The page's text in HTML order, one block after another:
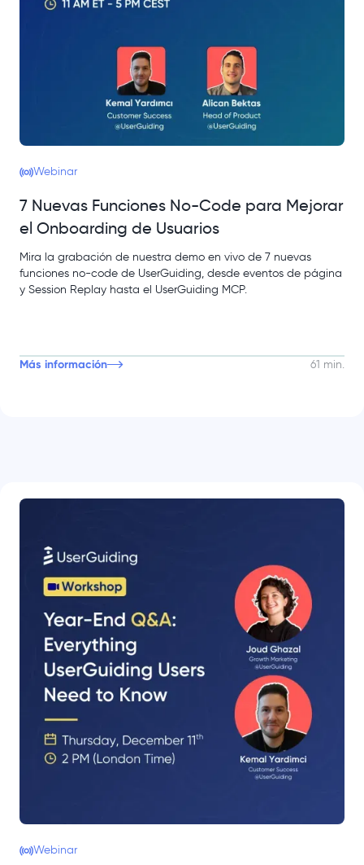
Webinar
7 Nuevas Funciones No-Code para Mejorar
el Onboarding de Usuarios
Mira la grabación de nuestra demo en vivo de 7 nuevas
funciones no-code de UserGuiding, desde eventos de página
y Session Replay hasta el UserGuiding MCP.
Más información 61 min.
Webinar